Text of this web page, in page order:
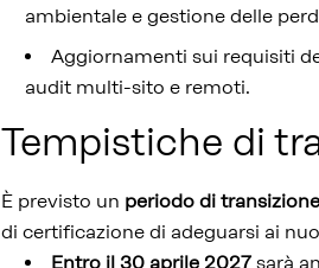
ambientale e gestione delle
Aggiornamenti sui requisiti
audit multi-sito e remoti.
Tempistiche di
È previsto un periodo di
di certificazione di adeguarsi ai
Entro il 30 aprile 2027 sarà